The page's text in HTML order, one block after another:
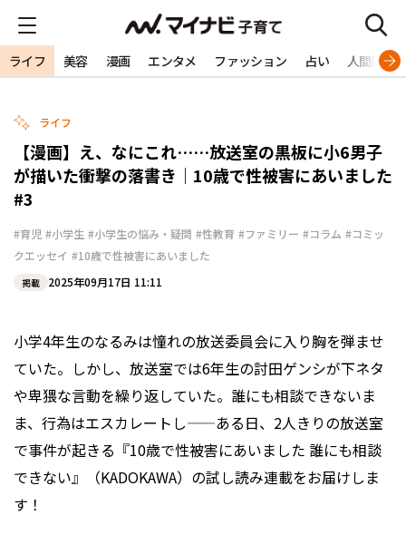
ライフ 美容 漫画 エンタメ ファッション 占い 人間関係
ライフ
【漫画】え、なにこれ……放送室の黒板に小6男子
が描いた衝撃の落書き｜10歳で性被害にあいました
#3
#育児 #小学生 #小学生の悩み・疑問 #性教育 #ファミリー #コラム #コミッ
クエッセイ #10歳で性被害にあいました
掲載 2025年09月17日 11:11
小学4年生のなるみは憧れの放送委員会に入り胸を弾ませ
ていた。しかし、放送室では6年生の討田ゲンシが下ネタ
や卑猥な言動を繰り返していた。誰にも相談できないま
ま、行為はエスカレートし——ある日、2人きりの放送室
で事件が起きる『10歳で性被害にあいました 誰にも相談
できない』（KADOKAWA）の試し読み連載をお届けしま
す！